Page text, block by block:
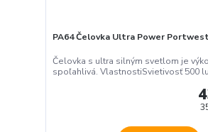
PA64 Čelovka Ultra Power
Čelovka s ultra silným svetlom je
spoľahlivá. VlastnostiSvietivosť 500